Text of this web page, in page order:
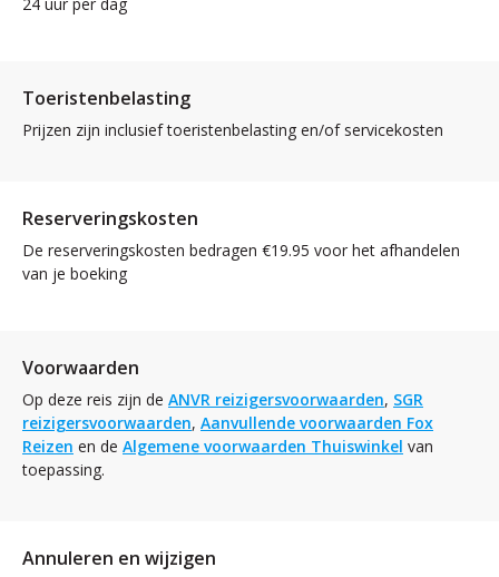
Toeristenbelasting
Prijzen zijn inclusief toeristenbelasting en/of servicekosten
Reserveringskosten
De reserveringskosten bedragen €19.95 voor het afhandelen
van je boeking
Voorwaarden
Op deze reis zijn de ANVR reizigersvoorwaarden, SGR
reizigersvoorwaarden, Aanvullende voorwaarden Fox
Reizen en de Algemene voorwaarden Thuiswinkel van
toepassing.
Annuleren en wijzigen